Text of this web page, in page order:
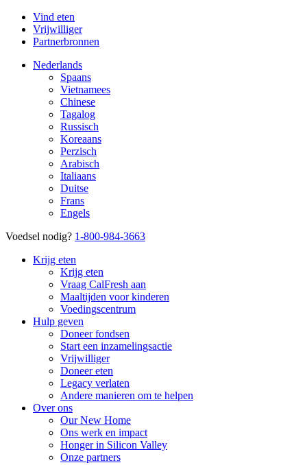
Vind eten
Vrijwilliger
Partnerbronnen
Nederlands
Spaans
Vietnamees
Chinese
Tagalog
Russisch
Koreaans
Perzisch
Arabisch
Italiaans
Duitse
Frans
Engels
Voedsel nodig? 1-800-984-3663
Krijg eten
Krijg eten
Vraag CalFresh aan
Maaltijden voor kinderen
Voedingscentrum
Hulp geven
Doneer fondsen
Start een inzamelingsactie
Vrijwilliger
Doneer eten
Legacy verlaten
Andere manieren om te helpen
Over ons
Our New Home
Ons werk en impact
Honger in Silicon Valley
Onze partners